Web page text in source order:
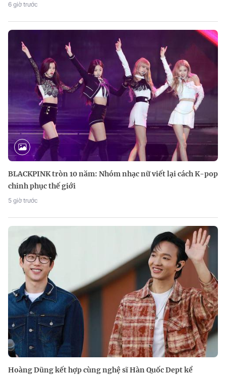
6 giờ trước
BLACKPINK tròn 10 năm: Nhóm nhạc nữ viết lại cách K-pop
chinh phục thế giới
5 giờ trước
Hoàng Dũng kết hợp cùng nghệ sĩ Hàn Quốc Dept kể